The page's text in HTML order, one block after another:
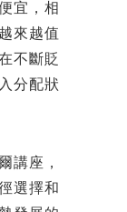
宜，相
來越值
不斷貶
分配狀
講座，
選擇和